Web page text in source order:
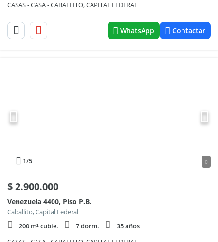
CASAS - CASA - CABALLITO, CAPITAL FEDERAL
WhatsApp Contactar
1/5 0
$2.900.000
Venezuela 4400, Piso P.B.
Caballito, Capital Federal
200 m² cubie.
7 dorm.
35 años